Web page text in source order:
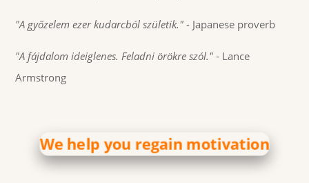
"A győzelem ezer kudarcból születik." - Japanese proverb
"A fájdalom ideiglenes. Feladni örökre szól." - Lance
Armstrong
We help you regain motivation